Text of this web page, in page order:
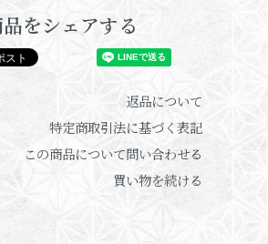
をシェアする
返品について
特定商取引法に基づく表記
この商品について問い合わせる
買い物を続ける